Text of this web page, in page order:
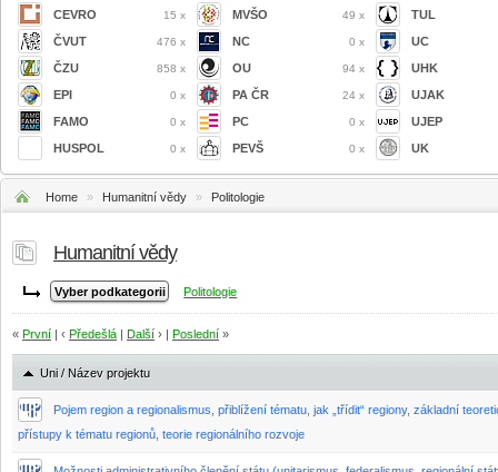
CEVRO 15 x
ČVUT 476 x
ČZU 858 x
EPI 0 x
FAMO 0 x
HUSPOL 0 x
MVŠO 49 x
NC 0 x
OU 94 x
PA ČR 24 x
PC 0 x
PEVŠ 0 x
TUL
UC
UHK
UJAK
UJEP
UK
Home » Humanitní vědy » Politologie
Humanitní vědy
Politologie
« První | ‹ Předešlá Další › | Poslední »
Uni / Název projektu
Pojem region a regionalismus, přiblížení tématu, jak „třídit“ regiony, základní
přístupy k tématu regionů, teorie regionálního rozvoje